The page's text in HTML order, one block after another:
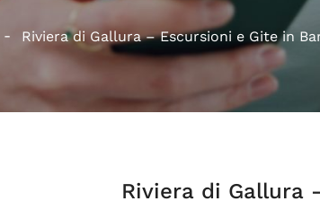
Riviera di Gallura – Escursioni e Gite in
Riviera di Gallura